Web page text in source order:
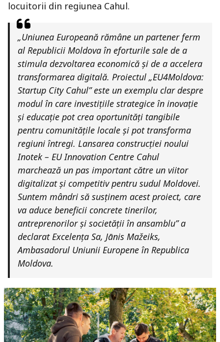
locuitorii din regiunea Cahul.
„Uniunea Europeană rămâne un partener ferm
al Republicii Moldova în eforturile sale de a
stimula dezvoltarea economică și de a accelera
transformarea digitală. Proiectul „EU4Moldova:
Startup City Cahul” este un exemplu clar despre
modul în care investițiile strategice în inovație
și educație pot crea oportunități tangibile
pentru comunitățile locale și pot transforma
regiuni întregi. Lansarea construcției noului
Inotek – EU Innovation Centre Cahul
marchează un pas important către un viitor
digitalizat și competitiv pentru sudul Moldovei.
Suntem mândri să susținem acest proiect, care
va aduce beneficii concrete tinerilor,
antreprenorilor și societății în ansamblu” a
declarat Excelența Sa, Jānis Mažeiks,
Ambasadorul Uniunii Europene în Republica
Moldova.